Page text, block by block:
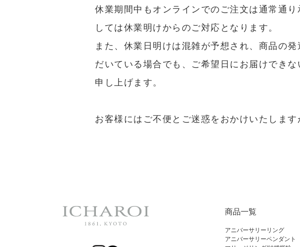
休業期間中もオンラインでのご注文は通常通
しては休業明けからのご対応となります。
また、休業日明けは混雑が予想され、商品の
だいている場合でも、ご希望日にお届けでき
申し上げます。
お客様にはご不便とご迷惑をおかけいたしま
商品一覧
アニバーサリーリング
アニバーサリーペンダント